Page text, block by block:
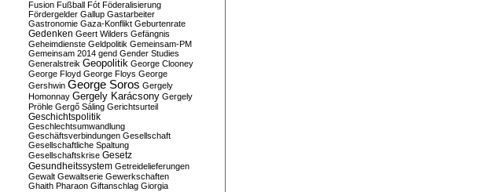
Fusion Fußball Fót Föderalisierung
Fördergelder Gallup Gastarbeiter
Gastronomie Gaza-Konflikt Geburtenrate
Gedenken Geert Wilders Gefängnis
Geheimdienste Geldpolitik Gemeinsam-PM
Gemeinsam 2014 gend Gender Studies
Generalstreik Geopolitik George Clooney
George Floyd George Floys George
Gershwin George Soros Gergely
Homonnay Gergely Karácsony Gergely
Pröhle Gergő Sáling Gerichtsurteil
Geschichtspolitik
Geschlechtsumwandlung
Geschäftsverbindungen Gesellschaft
Gesellschaftliche Spaltung
Gesellschaftskrise Gesetz
Gesundheitssystem Getreidelieferungen
Gewalt Gewaltserie Gewerkschaften
Ghaith Pharaon Giftanschlag Giorgia